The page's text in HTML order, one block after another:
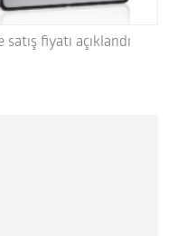
fiyatı açıklandı